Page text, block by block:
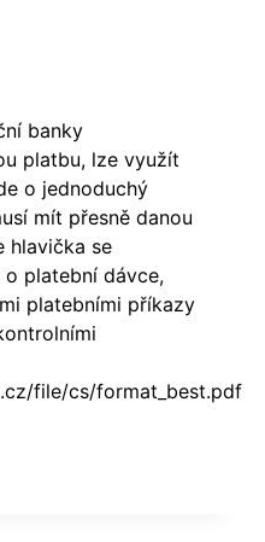
banky
platbu, lze využít
o jednoduchý
mít přesně danou
hlavička se
platební dávce,
platebními příkazy
file/cs/format_best.pdf